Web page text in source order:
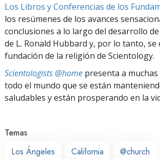
Los Libros y Conferencias de los
los resúmenes de los avances
conclusiones a lo largo del desarrollo
de L. Ronald Hubbard y, por lo tanto, se
fundación de la religión de Scientology.
Scientologists @home presenta a
todo el mundo que se están
saludables y están prosperando en la
Temas
Los Ángeles
California @church